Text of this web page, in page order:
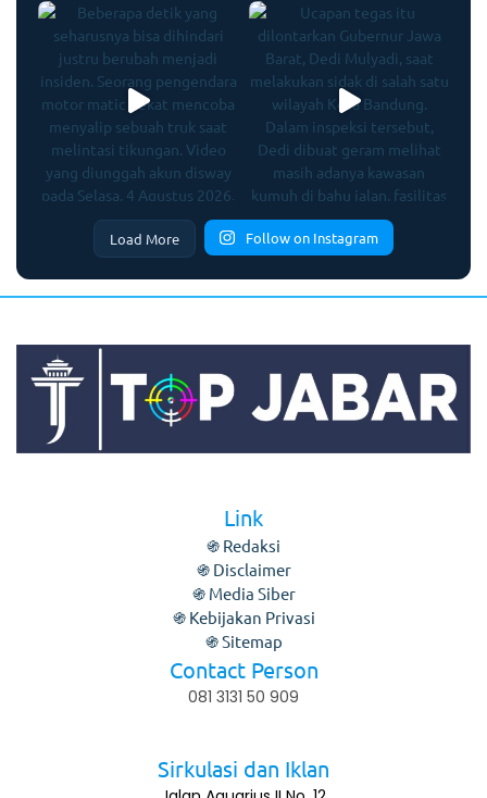
Load More Follow on Instagram
Link
֍ Redaksi
֍ Disclaimer
֍ Media Siber
֍ Kebijakan Privasi
֍ Sitemap
Contact Person
081 3131 50 909
Sirkulasi dan Iklan